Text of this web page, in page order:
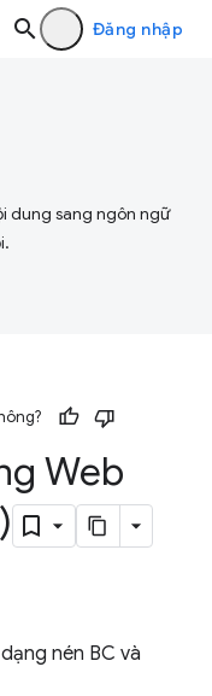
Đăng nhập
dung sang ngôn ngữ
Web
nén BC và